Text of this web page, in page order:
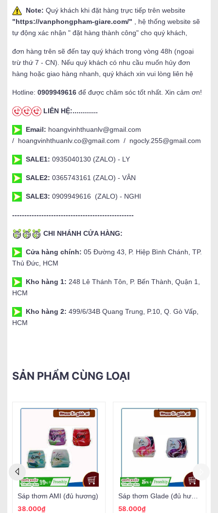
Note: Quý khách khi đặt hàng trực tiếp trên website
"https://vanphongpham-giare.com/"
, hệ thống website sẽ
tự động xác nhận " đặt hàng thành công" cho quý khách,
đơn hàng trên sẽ đến tay quý khách trong vòng 48h (ngoại
trừ thứ 7 - CN). Nếu quý khách có nhu cầu muốn hủy đơn
hàng hoặc giao hàng nhanh, quý khách xin vui lòng liên hệ
Hotline: 0909949616 để được chăm sóc tốt nhất. Xin cảm ơn!
LIÊN HỆ:.............
Email: hoangvinhthuanlv@gmail.com
/ hoangvinhthuanlv.co@gmail.com / ngocly.255@gmail.com
SALE1: 0935040130 (ZALO) - LY
SALE2: 0365743161 (ZALO) - VÂN
SALE3: 0909949616 (ZALO) - NGHI
--------------------------------------------------
CHI NHÁNH CỬA HÀNG:
Cửa hàng chính: 05 Đường 43, P. Hiệp Bình Chánh, TP.
Thủ Đức, HCM
Kho hàng 1: 248 Lê Thánh Tôn, P. Bến Thành, Quận 1,
HCM
Kho hàng 2: 499/6/34B Quang Trung, P.10, Q. Gò Vấp,
HCM
SẢN PHẨM CÙNG LOẠI
Sáp thơm AMI (đủ hương)
38.000₫
58.000₫